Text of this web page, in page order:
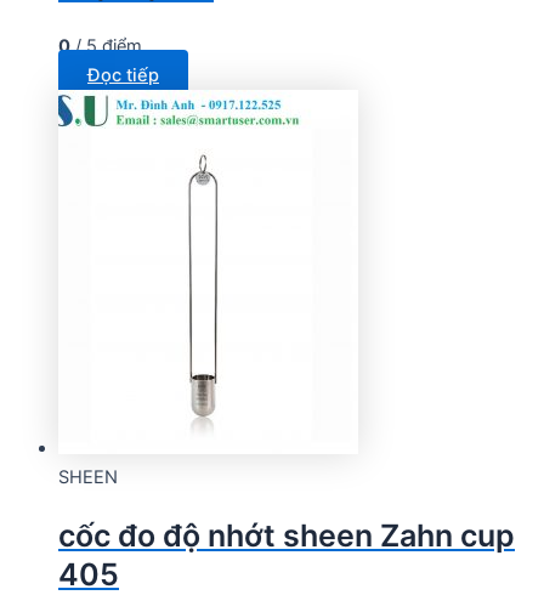
0/ 5 điểm
Đọc tiếp
SHEEN
cốc đo độ nhớt sheen Zahn cup
405